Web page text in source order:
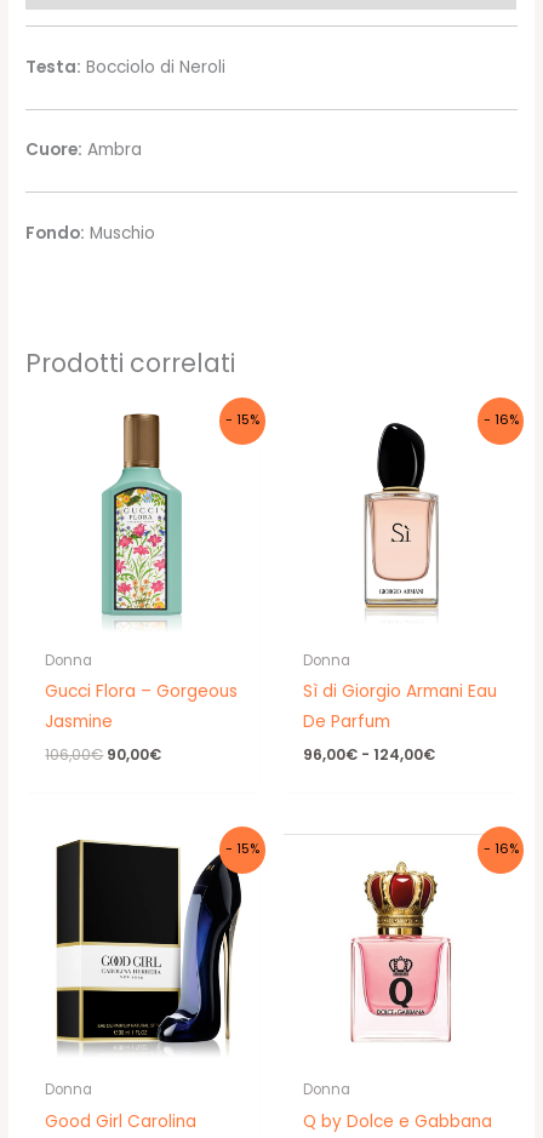
Testa: Bocciolo di Neroli
Cuore: Ambra
Fondo: Muschio
Prodotti correlati
- 15%
Donna
Gucci Flora – Gorgeous
Jasmine
106,00€ Il
90,00€Il
- 16%
Donna
Sì di Giorgio Armani Eau
De Parfum
96,00€ - 124,00€Fascia
96,00€
124,00€
- 15%
Donna
Good Girl Carolina
- 16%
Donna
Q by Dolce e Gabbana